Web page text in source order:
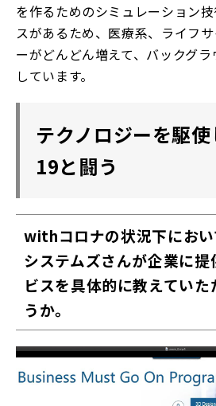
を作るためのシミュレーション
スがあるため、医療系、ライフ
ーがどんどん増えて、バックグ
しています。
テクノロジーを駆
19と闘う
withコロナの状況下におい
システムズさんが企業に提
ビスを具体的に教えていた
うか。